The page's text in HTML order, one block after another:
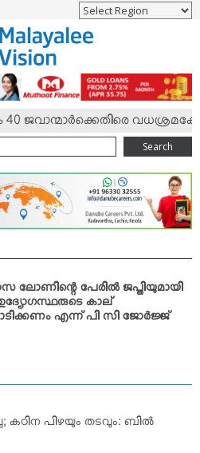
Search
ലോണിന്റെ പേരില്‍ ജപ്തിയുമായി
കാല്
എന്ന് പി സി ജോര്‍ജ്ജ്
കഠിന പിഴയും തടവും: ബില്‍